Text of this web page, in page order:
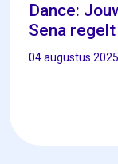
Dance:
Sena
04 augustus 2025